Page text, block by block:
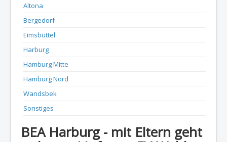
Kontakt
Altona
Bergedorf
Eimsbüttel
Harburg
Hamburg Mitte
Hamburg Nord
Wandsbek
Sonstiges
BEA Harburg - mit Eltern geht